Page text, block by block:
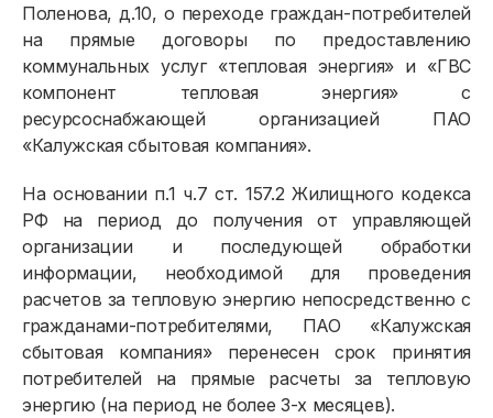
Поленова, д.10, о переходе граждан-потребителей
на прямые договоры по предоставлению
коммунальных услуг «тепловая энергия» и «ГВС
компонент тепловая энергия» с
ресурсоснабжающей организацией ПАО
«Калужская сбытовая компания».
На основании п.1 ч.7 ст. 157.2 Жилищного кодекса
РФ на период до получения от управляющей
организации и последующей обработки
информации, необходимой для проведения
расчетов за тепловую энергию непосредственно с
гражданами-потребителями, ПАО «Калужская
сбытовая компания» перенесен срок принятия
потребителей на прямые расчеты за тепловую
энергию (на период не более 3-х месяцев).